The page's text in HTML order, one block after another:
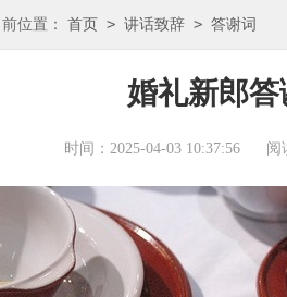
位置： 首页 > 讲话致辞 > 答谢词
婚礼新郎答
时间：2025-04-03 10:37:56 阅